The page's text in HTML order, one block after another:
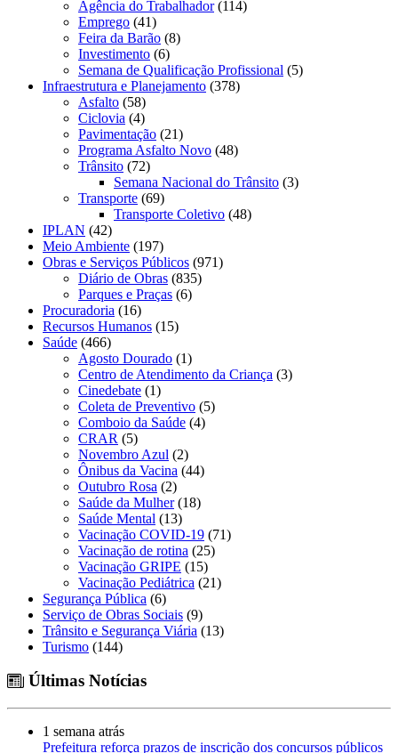
Agência do Trabalhador(114)
Emprego (41)
Feira da Barão (8)
Investimento (6)
Semana de Qualificação Profissional (5)
Infraestrutura e Planejamento (378)
Asfalto (58)
Ciclovia (4)
Pavimentação (21)
Programa Asfalto Novo (48)
Trânsito (72)
Semana Nacional do Trânsito (3)
Transporte (69)
Transporte Coletivo (48)
IPLAN (42)
Meio Ambiente (197)
Obras e Serviços Públicos (971)
Diário de Obras (835)
Parques e Praças (6)
Procuradoria (16)
Recursos Humanos (15)
Saúde (466)
Agosto Dourado (1)
Centro de Atendimento da Criança (3)
Cinedebate (1)
Coleta de Preventivo (5)
Comboio da Saúde (4)
CRAR (5)
Novembro Azul (2)
Ônibus da Vacina (44)
Outubro Rosa (2)
Saúde da Mulher(18)
Saúde Mental (13)
Vacinação COVID-19 (71)
Vacinação de rotina (25)
Vacinação GRIPE (15)
Vacinação Pediátrica (21)
Segurança Pública (6)
Serviço de Obras Sociais (9)
Trânsito e Segurança Viária (13)
Turismo (144)
Últimas Notícias
1 semana atrás
Prefeitura reforça prazos de inscrição dos concursos públicos